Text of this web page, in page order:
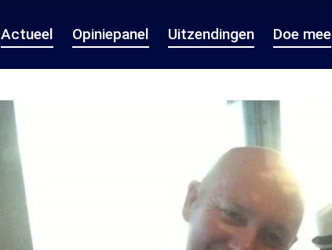
Actueel Opiniepanel Uitzendingen Doe mee